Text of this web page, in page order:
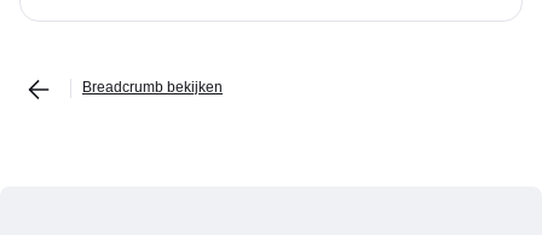
Breadcrumb bekijken